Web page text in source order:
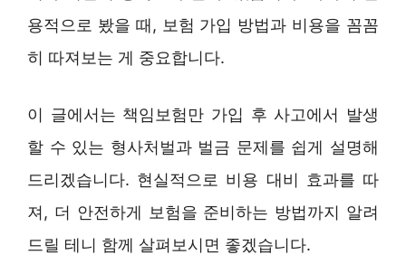
용적으로 봤을 때, 보험 가입 방법과 비용을 꼼꼼
히 따져보는 게 중요합니다.
이 글에서는 책임보험만 가입 후 사고에서 발생
할 수 있는 형사처벌과 벌금 문제를 쉽게 설명해
드리겠습니다. 현실적으로 비용 대비 효과를 따
져, 더 안전하게 보험을 준비하는 방법까지 알려
드릴 테니 함께 살펴보시면 좋겠습니다.